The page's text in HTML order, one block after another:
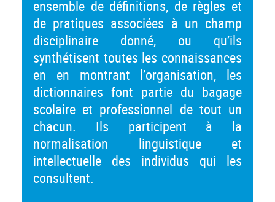
ensemble de définitions, de règles et
de pratiques associées à un champ
disciplinaire donné, ou qu’ils
synthétisent toutes les connaissances
en en montrant l’organisation, les
dictionnaires font partie du bagage
scolaire et professionnel de tout un
chacun. Ils participent à la
normalisation linguistique et
intellectuelle des individus qui les
consultent.